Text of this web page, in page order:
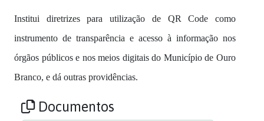
Institui diretrizes para utilização de QR Code como
instrumento de transparência e acesso à informação nos
órgãos públicos e nos meios digitais do Município de Ouro
Branco, e dá outras providências.
Documentos